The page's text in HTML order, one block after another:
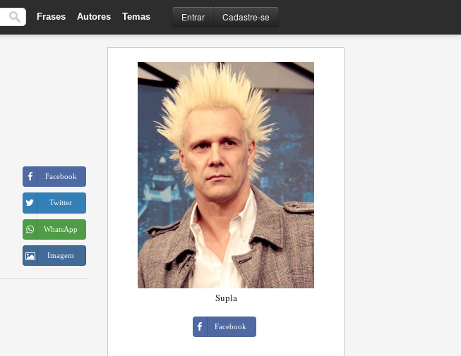
Frases Autores Temas Entrar Cadastre-se
Facebook
Twitter
WhatsApp
Imagem
Supla
Facebook